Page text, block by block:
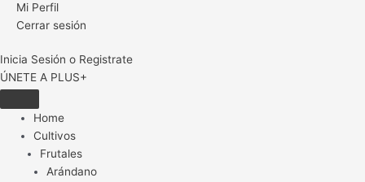
Mi Perfil
Cerrar sesión
Inicia Sesión o Registrate
ÚNETE A PLUS+
Home
Cultivos
Frutales
Arándano